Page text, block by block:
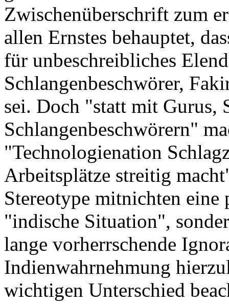
Zwischenüberschrift zum
allen Ernstes behauptet,
für unbeschreibliches
Schlangenbeschwörer,
sei. Doch "statt mit Gurus,
Schlangenbeschwörern"
"Technologienation
Arbeitsplätze streitig
Stereotype mitnichten
"indische Situation",
lange vorherrschende
Indienwahrnehmung
wichtigen Unterschied